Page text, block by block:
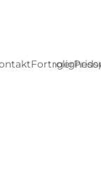
Behandlinger